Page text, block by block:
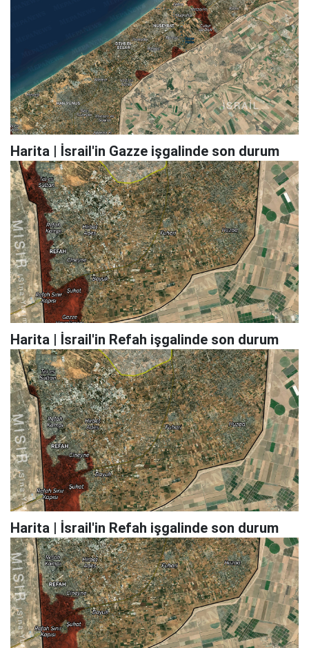
Harita | İsrail'in Gazze işgalinde son durum
Harita | İsrail'in Refah işgalinde son durum
Harita | İsrail'in Refah işgalinde son durum